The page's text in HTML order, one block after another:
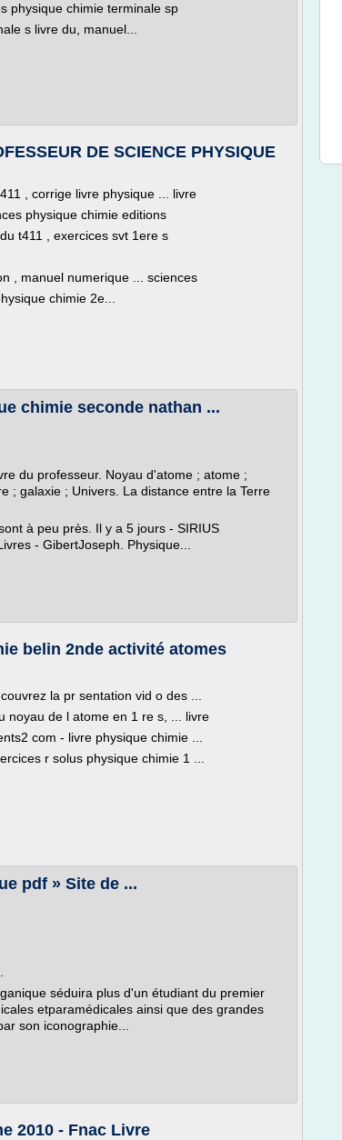
physique chimie terminale sp
s livre du, manuel...
DE SCIENCE PHYSIQUE
, corrige livre physique ... livre
physique chimie editions
t411 , exercices svt 1ere s
, manuel numerique ... sciences
chimie 2e...
chimie seconde nathan ...
du professeur. Noyau d'atome ; atome ;
; galaxie ; Univers. La distance entre la Terre
à peu près. Il y a 5 jours - SIRIUS
- GibertJoseph. Physique...
belin 2nde activité atomes
la pr sentation vid o des ...
noyau de l atome en 1 re s, ... livre
com - livre physique chimie ...
r solus physique chimie 1 ...
pdf » Site de ...
séduira plus d'un étudiant du premier
etparamédicales ainsi que des grandes
son iconographie...
2010 - Fnac Livre